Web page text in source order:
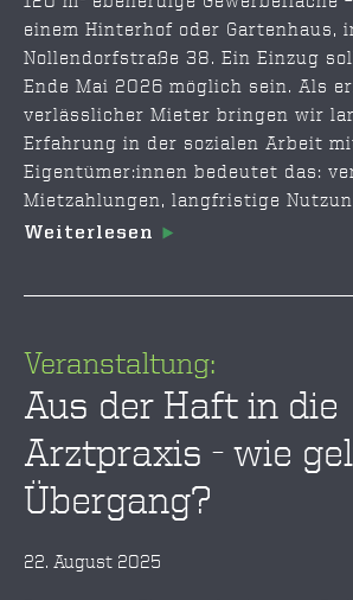
einem Hinterhof oder Gartenhaus,
Nollendorfstraße 38. Ein Einzug
Ende Mai 2026 möglich sein. Als
verlässlicher Mieter bringen wir
Erfahrung in der sozialen Arbeit
Eigentümer:innen bedeutet das:
Mietzahlungen, langfristige
Weiterlesen
Veranstaltung:
Aus der Haft in die
Arztpraxis - wie
Übergang?
22. August 2025